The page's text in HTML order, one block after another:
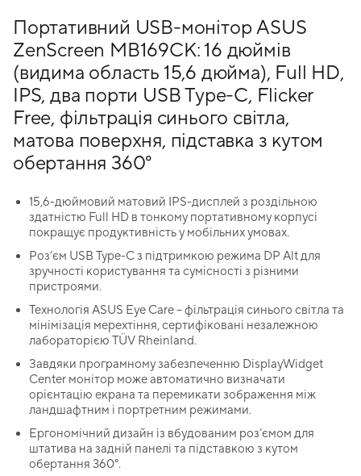
Портативний USB-монітор ASUS
ZenScreen MB169CK: 16 дюймів
(видима область 15,6 дюйма), Full HD,
IPS, два порти USB Type-C, Flicker
Free, фільтрація синього світла,
матова поверхня, підставка з кутом
обертання 360°
15,6-дюймовий матовий IPS-дисплей з роздільною
здатністю Full HD в тонкому портативному корпусі
покращує продуктивність у мобільних умовах.
Роз’єм USB Type-C з підтримкою режима DP Alt для
зручності користування та сумісності з різними
пристроями.
Технологія ASUS Eye Care – фільтрація синього світла та
мінімізація мерехтіння, сертифіковані незалежною
лабораторією TÜV Rheinland.
Завдяки програмному забезпеченню DisplayWidget
Center монітор може автоматично визначати
орієнтацію екрана та перемикати зображення між
ландшафтним і портретним режимами.
Ергономічний дизайн із вбудованим роз’ємом для
штатива на задній панелі та підставкою з кутом
обертання 360°.